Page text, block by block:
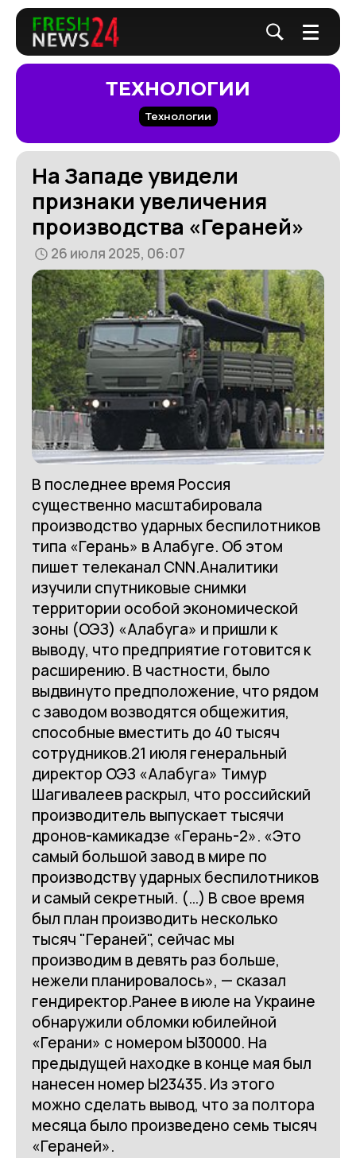
ТЕХНОЛОГИИ
Технологии
На Западе увидели
признаки увеличения
производства «Гераней»
26 июля 2025, 06:07
В последнее время Россия
существенно масштабировала
производство ударных беспилотников
типа «Герань» в Алабуге. Об этом
пишет телеканал CNN.Аналитики
изучили cпутниковые снимки
территории особой экономической
зоны (ОЭЗ) «Алабуга» и пришли к
выводу, что предприятие готовится к
расширению. В частности, было
выдвинуто предположение, что рядом
с заводом возводятся общежития,
способные вместить до 40 тысяч
сотрудников.21 июля генеральный
директор ОЭЗ «Алабуга» Тимур
Шагивалеев раскрыл, что российский
производитель выпускает тысячи
дронов-камикадзе «Герань-2». «Это
самый большой завод в мире по
производству ударных беспилотников
и самый секретный. (…) В свое время
был план производить несколько
тысяч "Гераней", сейчас мы
производим в девять раз больше,
нежели планировалось», — сказал
гендиректор.Ранее в июле на Украине
обнаружили обломки юбилейной
«Герани» с номером Ы30000. На
предыдущей находке в конце мая был
нанесен номер Ы23435. Из этого
можно сделать вывод, что за полтора
месяца было произведено семь тысяч
«Гераней».